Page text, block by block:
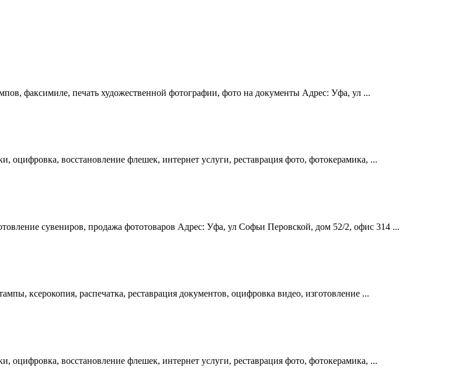
факсимиле, печать художественной фотографии, фото на документы Адрес: Уфа, ул ...
восстановление флешек, интернет услуги, реставрация фото, фотокерамика, ...
сувениров, продажа фототоваров Адрес: Уфа, ул Софьи Перовской, дом 52/2, офис 314 ...
ксерокопия, распечатка, реставрация документов, оцифровка видео, изготовление ...
восстановление флешек, интернет услуги, реставрация фото, фотокерамика, ...